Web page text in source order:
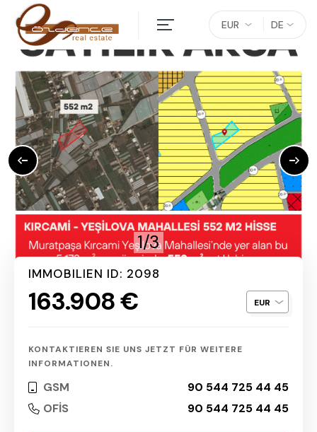
DE
EUR
1/3
IMMOBILIEN ID: 2098
163.908 €
KONTAKTIEREN SIE UNS JETZT FÜR WEITERE
INFORMATIONEN.
GSM
90 544 725 44 45
OFİS
90 544 725 44 45